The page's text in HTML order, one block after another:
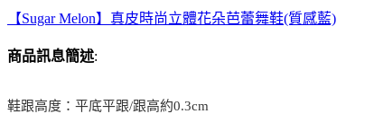
【Sugar Melon】真皮時尚立體花朵芭蕾舞鞋(質感藍)
商品訊息簡述:
鞋跟高度：平底平跟/跟高約0.3cm